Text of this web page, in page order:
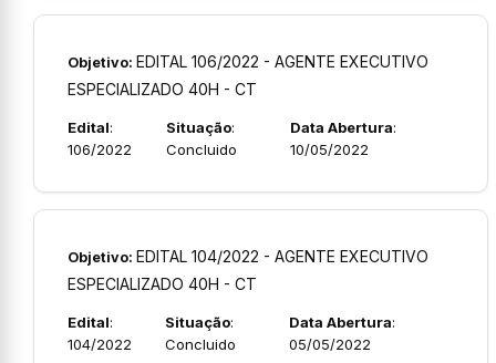
Objetivo: EDITAL 106/2022 - AGENTE EXECUTIVO
ESPECIALIZADO 40H - CT
Edital:
106/2022
Situação:
Concluido
Data Abertura:
10/05/2022
Objetivo: EDITAL 104/2022 - AGENTE EXECUTIVO
ESPECIALIZADO 40H - CT
Edital:
104/2022
Situação:
Concluido
Data Abertura:
05/05/2022